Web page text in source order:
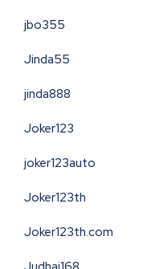
jbo355
Jinda55
jinda888
Joker123
joker123auto
Joker123th
Joker123th.com